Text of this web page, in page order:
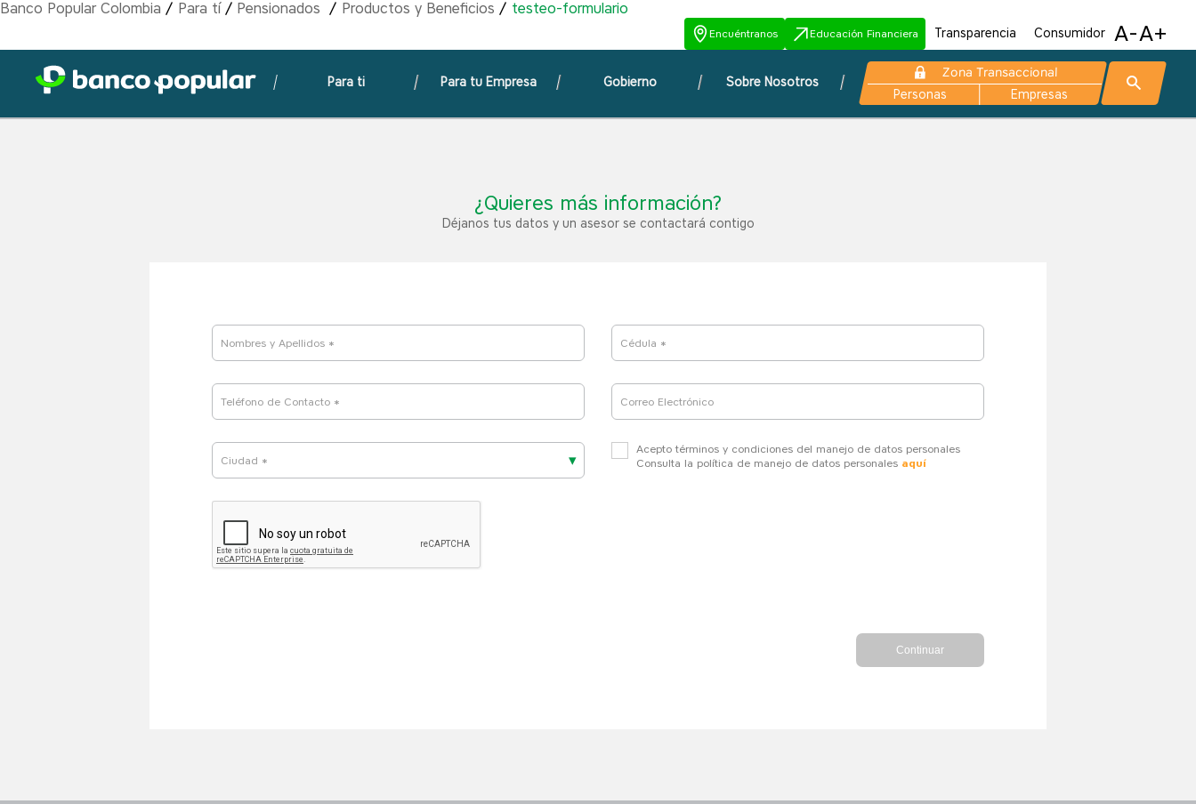
Banco Popular Colombia Para tí Pensionados Productos y Beneficios testeo-formulario
Encuéntranos Educación Financiera Transparencia Consumidor A-A+
Para ti Para tu Empresa Gobierno Sobre Nosotros
Zona Transaccional
Personas
Empresas
¿Quieres más información?
Déjanos tus datos y un asesor se contactará contigo
Nombres y Apellidos * Cédula *
Teléfono de Contacto * Correo Electrónico
Ciudad *
Acepto términos y condiciones del manejo de datos personales
Consulta la política de manejo de datos personales aquí
Continuar